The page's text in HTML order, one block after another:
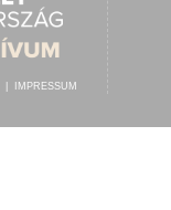
IMPRESSUM